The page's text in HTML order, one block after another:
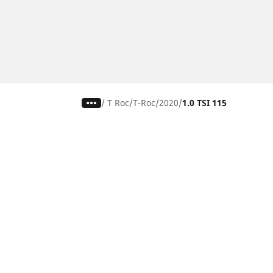
/ T Roc T-Roc 2020 1.0 TSI 115